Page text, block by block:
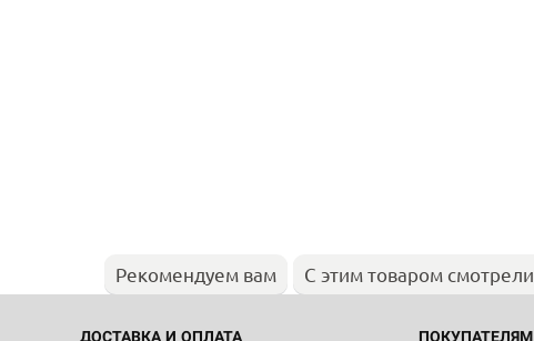
Рекомендуем вам С этим товаром смотрели
ДОСТАВКА И ОПЛАТА ПОКУПАТЕЛЯМ